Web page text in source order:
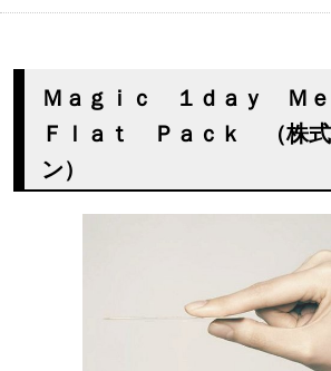
Ｍａｇｉｃ １ｄａｙ Ｍ
Ｆｌａｔ Ｐａｃｋ （株式
ン）